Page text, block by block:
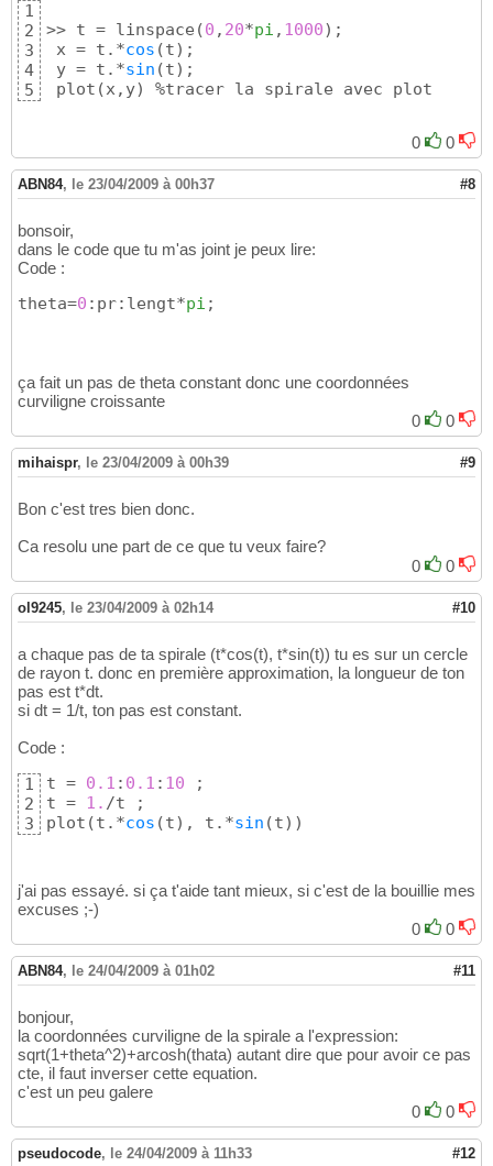
1
2
3
4
5
>> t = linspace (0 , 20*pi , 1000) ;
x = t.*cos (t) ;
y = t.*sin (t) ;
plot (x,y) %tracer la spirale avec plot
0 0
ABN84, le 23/04/2009 à 00h37 #8
bonsoir,
dans le code que tu m'as joint je peux lire:
Code :
theta=0 :pr:lengt*pi ;
ça fait un pas de theta constant donc une coordonnées
curviligne croissante
0
0
mihaispr, le 23/04/2009 à 00h39 #9
Bon c'est tres bien donc.
Ca resolu une part de ce que tu veux faire?
0
0
ol9245, le 23/04/2009 à 02h14 #10
a chaque pas de ta spirale (t*cos(t), t*sin(t)) tu es sur un cercle
de rayon t. donc en première approximation, la longueur de ton
pas est t*dt.
si dt = 1/t, ton pas est constant.
Code :
1
2
3
t = 0.1 : 0.1 : 10 ;
t = 1. /t ;
plot (t.*cos (t) , t.*sin (t) )
j'ai pas essayé. si ça t'aide tant mieux, si c'est de la bouillie mes
excuses ;-)
0
0
ABN84, le 24/04/2009 à 01h02 #11
bonjour,
la coordonnées curviligne de la spirale a l'expression:
sqrt(1+theta^2)+arcosh(thata) autant dire que pour avoir ce pas
cte, il faut inverser cette equation.
c'est un peu galere
0
0
pseudocode, le 24/04/2009 à 11h33 #12